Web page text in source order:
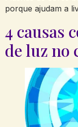
porque ajudam a
4 causas
de luz no